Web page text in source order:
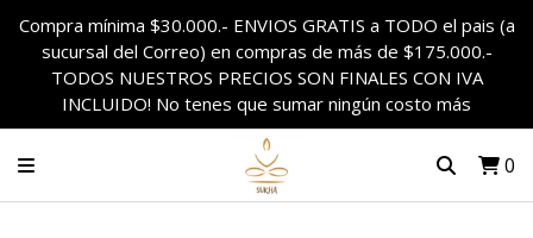
Compra mínima $30.000.- ENVIOS GRATIS a TODO el pais (a
sucursal del Correo) en compras de más de $175.000.-
TODOS NUESTROS PRECIOS SON FINALES CON IVA
INCLUIDO! No tenes que sumar ningún costo más
0